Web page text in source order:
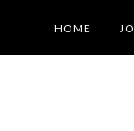
HOME